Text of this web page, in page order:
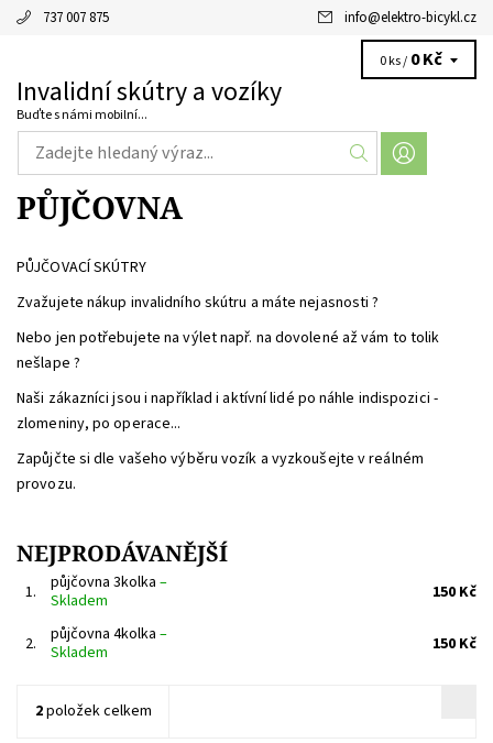
737 007 875 info@elektro-bicykl.cz
Invalidní skútry a vozíky
Buďte s námi mobilní...
0 ks / 0 Kč
PŮJČOVNA
PŮJČOVACÍ SKÚTRY
Zvažujete nákup invalidního skútru a máte nejasnosti ?
Nebo jen potřebujete na výlet např. na dovolené až vám to tolik
nešlape ?
Naši zákazníci jsou i například i aktívní lidé po náhle indispozici -
zlomeniny, po operace...
Zapůjčte si dle vašeho výběru vozík a vyzkoušejte v reálném
provozu.
NEJPRODÁVANĚJŠÍ
1. půjčovna 3kolka –
Skladem
150 Kč
2. půjčovna 4kolka –
Skladem
150 Kč
2položek celkem